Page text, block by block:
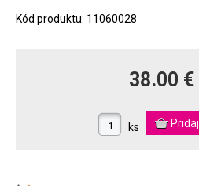
Kód produktu: 11060028
38.00 €
ks